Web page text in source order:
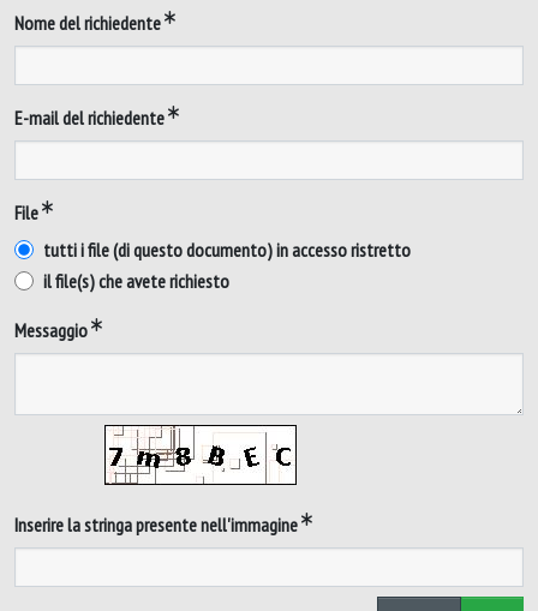
Nome del richiedente
E-mail del richiedente
File
tutti i file (di questo documento) in accesso ristretto
il file(s) che avete richiesto
Messaggio
Inserire la stringa presente nell'immagine